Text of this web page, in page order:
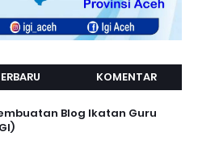
KOMENTAR
Blog Ikatan Guru